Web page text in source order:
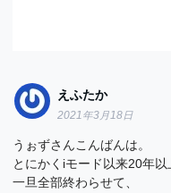
えふたか
2021年3月18日
うぉずさんこんばんは。
とにかくiモード以来20年
一旦全部終わらせて、